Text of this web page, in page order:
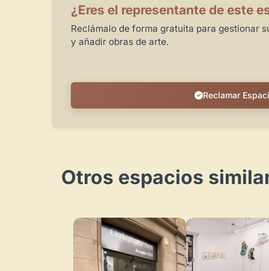
¿Eres el representante de este
Reclámalo de forma gratuita para gestionar
y añadir obras de arte.
Reclamar
Otros espacios